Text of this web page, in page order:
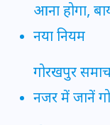
आना होगा,
नया नियम
गोरखपुर
नजर में जानें